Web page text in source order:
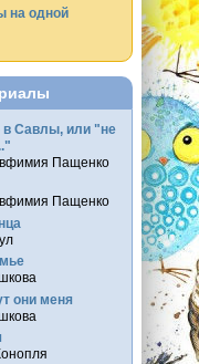
на одной
в Савлы, или "не
Пащенко
Пащенко
они меня